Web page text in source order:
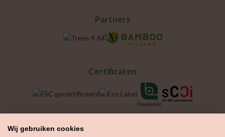
Partners
Certificaten
Wij gebruiken cookies